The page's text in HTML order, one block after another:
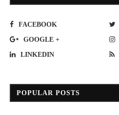
FACEBOOK
GOOGLE +
LINKEDIN
POPULAR POSTS